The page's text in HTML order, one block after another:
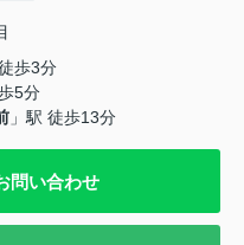
歩3分
5分
」駅 徒歩13分
問い合わせ